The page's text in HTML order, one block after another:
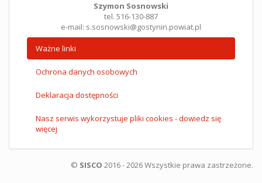
Szymon Sosnowski
tel. 516-130-887
e-mail: s.sosnowski@gostynin.powiat.pl
Ważne linki
Ochrona danych osobowych
Deklaracja dostępności
Nasz serwis wykorzystuje pliki cookies - dowiedz się
więcej
© SISCO 2016 - 2026 Wszystkie prawa zastrzeżone.